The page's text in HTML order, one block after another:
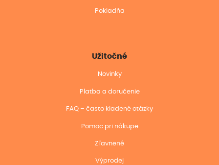
Pokladňa
Užitočné
Novinky
Platba a doručenie
FAQ – často kladené otázky
Pomoc pri nákupe
Zľavnené
Výprodej